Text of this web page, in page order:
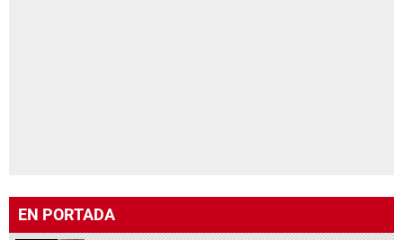
EN PORTADA